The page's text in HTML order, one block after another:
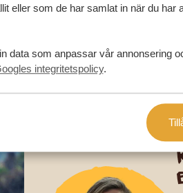
eller som de har samlat in när du har
data som anpassar vår annonsering
integritetspolicy.